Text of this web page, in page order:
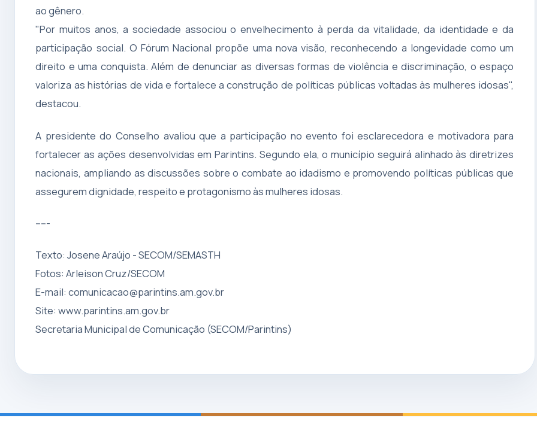
ao gênero.
"Por muitos anos, a sociedade associou o envelhecimento à perda da vitalidade, da identidade e da
participação social. O Fórum Nacional propõe uma nova visão, reconhecendo a longevidade como um
direito e uma conquista. Além de denunciar as diversas formas de violência e discriminação, o espaço
valoriza as histórias de vida e fortalece a construção de políticas públicas voltadas às mulheres idosas",
destacou.
A presidente do Conselho avaliou que a participação no evento foi esclarecedora e motivadora para
fortalecer as ações desenvolvidas em Parintins. Segundo ela, o município seguirá alinhado às diretrizes
nacionais, ampliando as discussões sobre o combate ao idadismo e promovendo políticas públicas que
assegurem dignidade, respeito e protagonismo às mulheres idosas.
-----
Texto: Josene Araújo - SECOM/SEMASTH
Fotos: Arleison Cruz/SECOM
E-mail:comunicacao@parintins.am.gov.br
Site: www.parintins.am.gov.br
Secretaria Municipal de Comunicação (SECOM/Parintins)